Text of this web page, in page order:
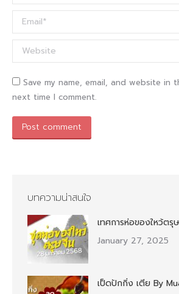
Email *
Website
Save my name, email, and website in
next time I comment.
Post comment
บทความน่าสนใจ
เทศการห่อของใหว้ตรุ
January 27, 2025
เป็ดปักกิ่ง เตีย By